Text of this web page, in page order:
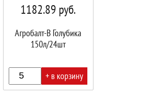
1182.89 руб.
Агробалт-В Голубика
150л/24шт
+ в корзину